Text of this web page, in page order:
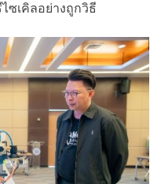
ซเคิลอย่างถูกวิธี